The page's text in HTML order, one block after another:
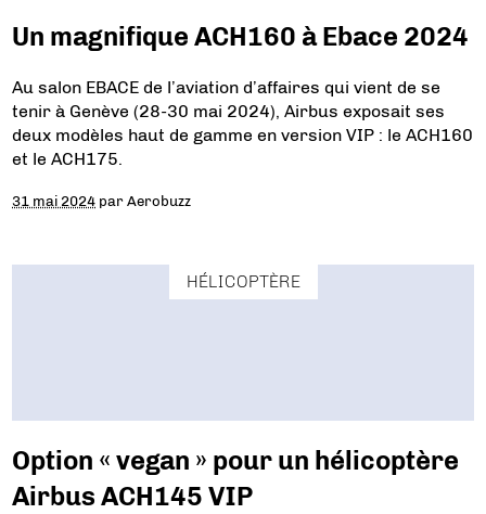
Un magnifique ACH160 à Ebace 2024
Au salon EBACE de l’aviation d’affaires qui vient de se
tenir à Genève (28-30 mai 2024), Airbus exposait ses
deux modèles haut de gamme en version VIP : le ACH160
et le ACH175.
31 mai 2024 parAerobuzz
HÉLICOPTÈRE
Option « vegan » pour un hélicoptère
Airbus ACH145 VIP